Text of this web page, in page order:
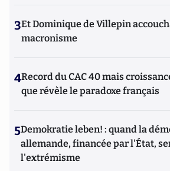
3Et Dominique de Villepin
macronisme
4Record du CAC 40 mais
que révèle le paradoxe français
5Demokratie leben! : quand la
allemande, financée par l'État,
l'extrémisme